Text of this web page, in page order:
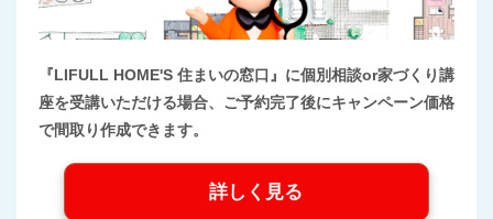
『LIFULL HOME'S 住まいの窓口』に個別相談or家づくり講
座を受講いただける場合、ご予約完了後にキャンペーン価格
で間取り作成できます。
詳しく見る